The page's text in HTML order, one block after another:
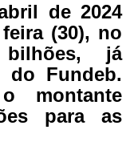
de 2024
(30), no
já
do Fundeb.
montante
para as